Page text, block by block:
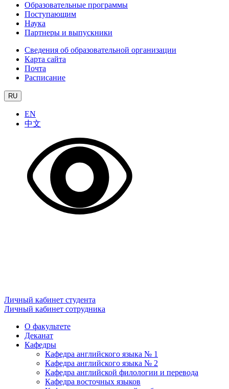
Образовательные программы
Поступающим
Наука
Партнеры и выпускники
Сведения об образовательной организации
Карта сайта
Почта
Расписание
RU
EN
中文
Личный кабинет студента
Личный кабинет сотрудника
О факультете
Деканат
Кафедры
Кафедра английского языка № 1
Кафедра английского языка № 2
Кафедра английской филологии и перевода
Кафедра восточных языков